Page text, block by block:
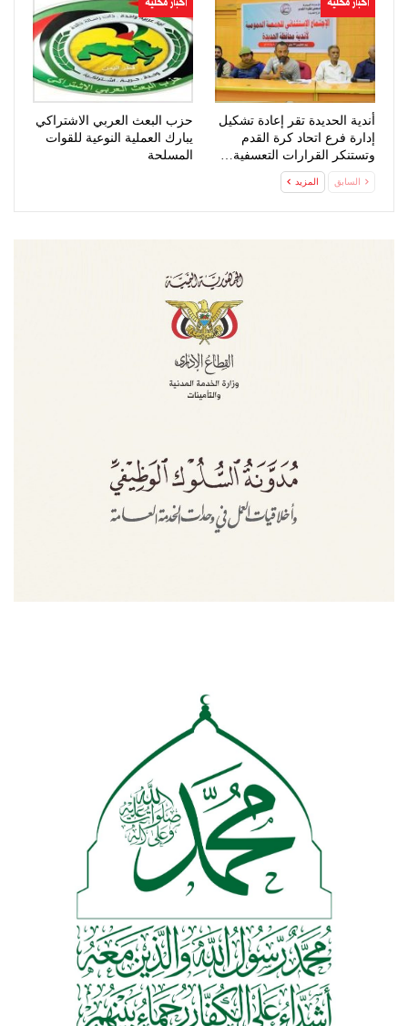
أندية الحديدة تقر إعادة تشكيل
إدارة فرع اتحاد كرة القدم
وتستنكر القرارات التعسفية…
حزب البعث العربي الاشتراكي
يبارك العملية النوعية للقوات
المسلحة
السابق المزيد